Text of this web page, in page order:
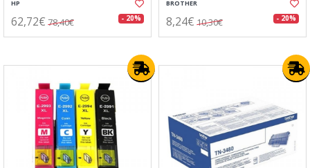
HP
62,72€ 78,40€ - 20%
BROTHER
8,24€ 10,30€ - 20%